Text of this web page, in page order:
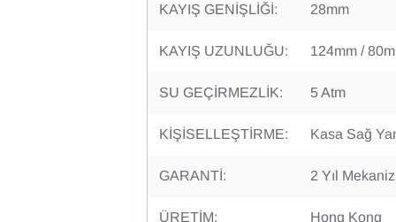
KAYIŞ GENİŞLİĞİ: 28mm
KAYIŞ UZUNLUĞU: 124mm /
SU GEÇİRMEZLİK: 5 Atm
KİŞİSELLEŞTİRME: Kasa Sağ
GARANTİ: 2 Yıl
ÜRETİM: Hong Kong